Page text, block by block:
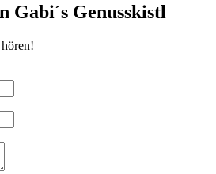
Gabi´s Genusskistl